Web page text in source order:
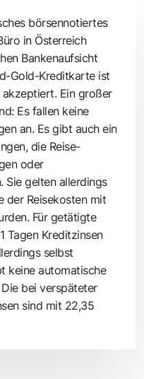
börsennotiertes
in Österreich
Bankenaufsicht
Gold-Kreditkarte ist
Ein großer
Es fallen keine
an. Es gibt auch ein
die Reise-
oder
Sie gelten allerdings
der Reisekosten mit
Für getätigte
Tagen Kreditzinsen
selbst
keine automatische
bei verspäteter
sind mit 22,35